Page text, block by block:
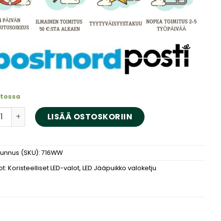
MicroLED lämmin valkoinen 3Mx2M määrä
LISÄÄ OSTOSKORIIN
(SKU): 716WW
Koristeelliset LED-valot, LED Jääpuikko valoketju